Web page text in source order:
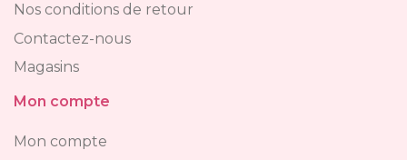
Nos conditions de retour
Contactez-nous
Magasins
Mon compte
Mon compte